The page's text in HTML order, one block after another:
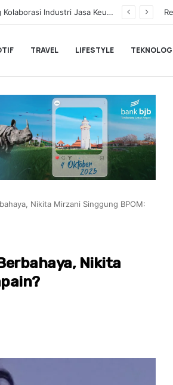
Dinilai Masih Rendah Saat MTQ, Puluhan Kafilah Kaligrafi Dibekali ke Lemka Sukabumi
TRAVEL LIFESTYLE
Nikita Mirzani Singgung BPOM:
Nikita